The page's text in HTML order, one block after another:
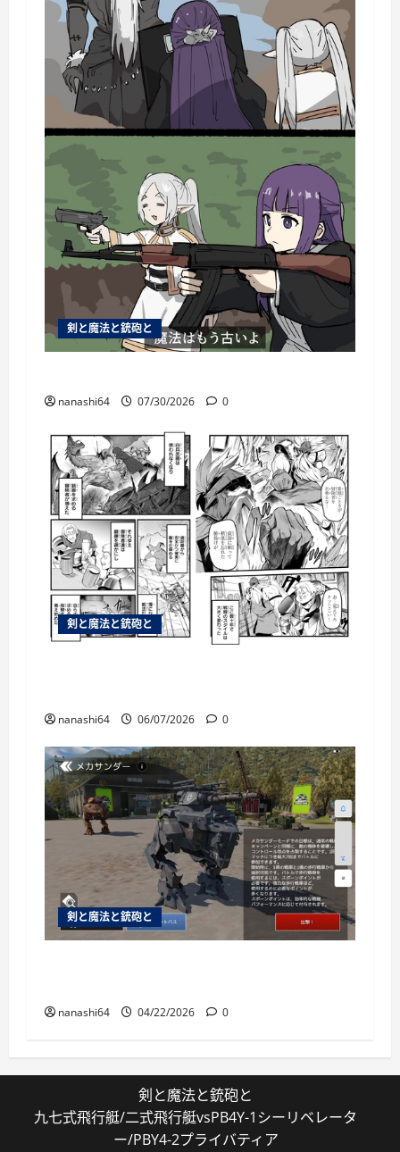
剣と魔法と銃砲と
nanashi64 07/30/2026 0
剣と魔法と銃砲と
nanashi64 06/07/2026 0
剣と魔法と銃砲と
nanashi64 04/22/2026 0
剣と魔法と銃砲と
九七式飛行艇/二式飛行艇vsPB4Y-1シーリベレータ
ー/PBY4-2プライバティア